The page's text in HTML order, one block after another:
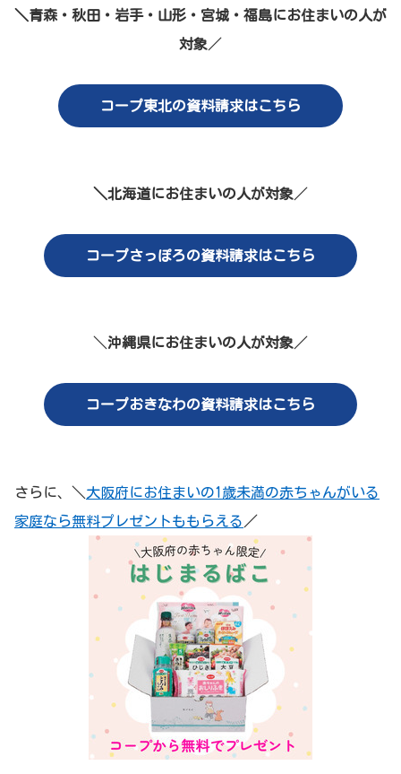
＼青森・秋田・岩手・山形・宮城・福島にお住まいの人が
対象／
コープ東北の資料請求はこちら
＼北海道にお住まいの人が対象 ／
コープさっぽろの資料請求はこちら
＼沖縄県にお住まいの人が対象／
コープおきなわの資料請求はこちら
さらに、＼ 大阪府にお住まいの1歳未満の赤ちゃんがいる
家庭なら無料プレゼントももらえる ／